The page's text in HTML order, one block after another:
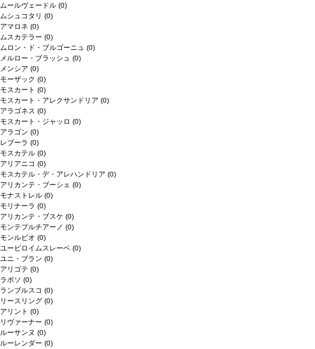
ムールヴェードル (0)
ムシュコタリ (0)
アマロネ (0)
ムスカテラー (0)
ムロン・ド・ブルゴーニュ (0)
メルロー・ブラッシュ (0)
メンシア (0)
モーザック (0)
モスカート (0)
モスカート・アレクサンドリア (0)
アラゴネス (0)
モスカート・ジャッロ (0)
アラゴン (0)
レブーラ (0)
モスカテル (0)
アリアニコ (0)
モスカテル・デ・アレハンドリア (0)
アリカンテ・ブーシェ (0)
モナストレル (0)
モリナーラ (0)
アリカンテ・ブスケ (0)
モンテプルチアーノ (0)
モンルビオ (0)
ユービロイムスレーベ (0)
ユニ・ブラン (0)
アリゴテ (0)
ラボソ (0)
ランブルスコ (0)
リースリング (0)
アリント (0)
リヴァーナー (0)
ルーサンヌ (0)
ルーレンダー (0)